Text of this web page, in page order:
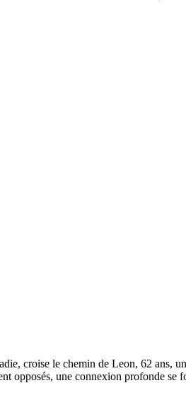
croise le chemin de Leon, 62 ans,
opposés, une connexion profonde se